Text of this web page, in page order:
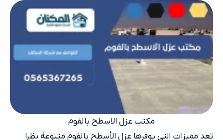
مكتب عزل الاسطح بالفوم
تعد مميزات التي يوفرها عزل الأسطح بالفوم متنوعة نظرا